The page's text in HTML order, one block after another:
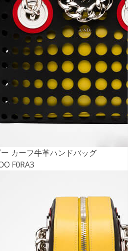
カーフ牛革ハンドバッグ
F0RA3